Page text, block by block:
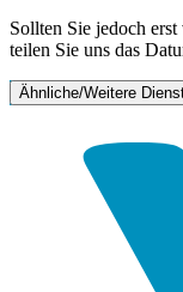
Sollten Sie jedoch
teilen Sie uns das
Ähnliche/Weitere